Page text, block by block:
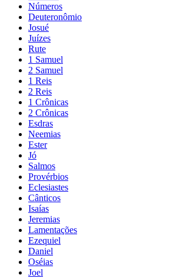
Números
Deuteronômio
Josué
Juízes
Rute
1 Samuel
2 Samuel
1 Reis
2 Reis
1 Crônicas
2 Crônicas
Esdras
Neemias
Ester
Jó
Salmos
Provérbios
Eclesiastes
Cânticos
Isaías
Jeremias
Lamentações
Ezequiel
Daniel
Oséias
Joel